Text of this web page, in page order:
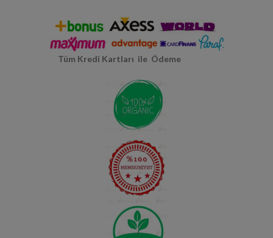
Tüm Kredi Kartları ile Ödeme